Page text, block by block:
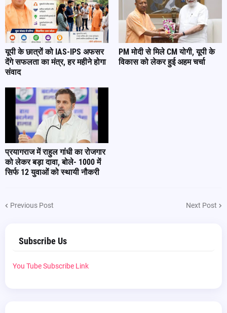
यूपी के छात्रों को IAS-IPS अफसर
देंगे सफलता का मंत्र, हर महीने होगा
संवाद
PM मोदी से मिले CM योगी, यूपी के
विकास को लेकर हुई अहम चर्चा
प्रयागराज में राहुल गांधी का रोजगार
को लेकर बड़ा दावा, बोले- 1000 में
सिर्फ 12 युवाओं को स्थायी नौकरी
Previous Post Next Post
Subscribe Us
You Tube Subscribe Link